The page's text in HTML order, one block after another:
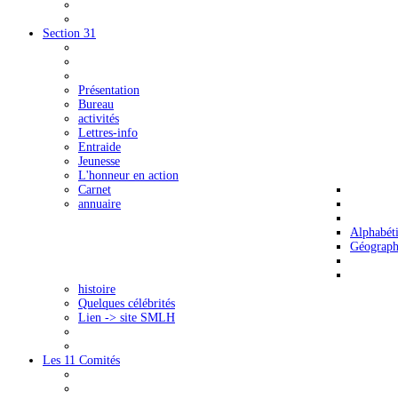
Section 31
Présentation
Bureau
activités
Lettres-info
Entraide
Jeunesse
L'honneur en action
Carnet
annuaire
histoire
Quelques célébrités
Lien -> site SMLH
Les 11 Comités